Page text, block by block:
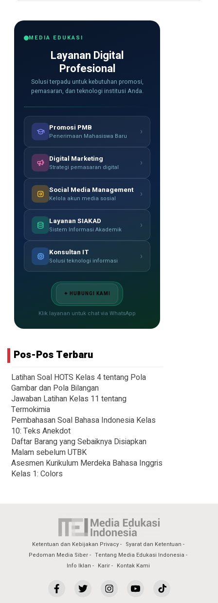
MEDIA EDUKASI
Layanan Digital
Profesional
Solusi terpadu untuk kebutuhan promosi,
pemasaran, dan teknologi institusi Anda.
Promosi PMB
Penerimaan Mahasiswa Baru ›
Digital Marketing
Strategi pemasaran digital ›
Social Media Management
Kelola akun media sosial ›
Layanan SIAKAD
Sistem Informasi Akademik ›
Konsultan IT
Solusi teknologi informasi ›
✦ HUBUNGI KAMI
Klik layanan untuk chat via WhatsApp
Pos-Pos Terbaru
Latihan Soal HOTS Kelas 4 tentang Pola
Gambar dan Pola Bilangan
Jawaban Latihan Kelas 11 tentang
Termokimia
Pembahasan Soal Bahasa Indonesia Kelas
10: Teks Anekdot
Daftar Barang yang Sebaiknya Disiapkan
Malam sebelum UTBK
Asesmen Kurikulum Merdeka Bahasa Inggris
Kelas 1: Colors
Ketentuan dan Kebijakan Privacy
Syarat dan Ketentuan
Pedoman Media Siber
Tentang Media Edukasi Indonesia
Info Iklan
Karir Kontak Kami